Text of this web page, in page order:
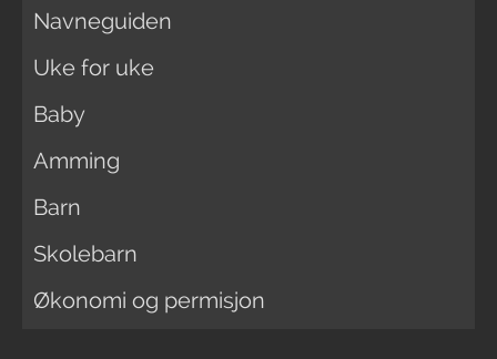
Navneguiden
Uke for uke
Baby
Amming
Barn
Skolebarn
Økonomi og permisjon